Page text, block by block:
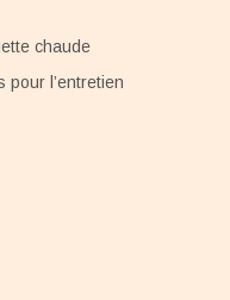
chaude
l’entretien